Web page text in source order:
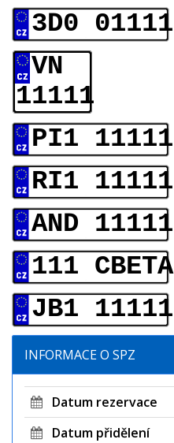
3D0 01111
VN
11111
PI1 11111
RI1 11111
AND 11111
111 CBETA
JB1 11111
INFORMACE O SPZ
Datum rezervace
Datum přidělení